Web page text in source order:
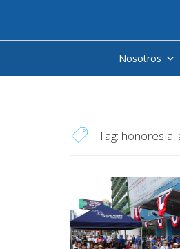
Nosotros
Tag: honores a